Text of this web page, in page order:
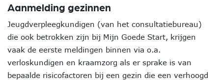
Aanmelding gezinnen
Jeugdverpleegkundigen (van het consultatiebureau)
die ook betrokken zijn bij Mijn Goede Start, krijgen
vaak de eerste meldingen binnen via o.a.
verloskundigen en kraamzorg als er sprake is van
bepaalde risicofactoren bij een gezin die een verhoogd